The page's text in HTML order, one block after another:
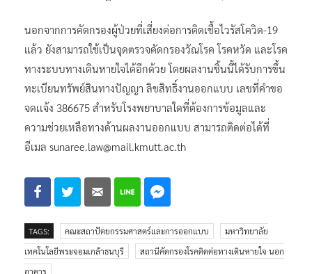
นอกจากการคัดกรองผู้ป่วยที่เสี่ยงต่อการติดเชื้อไวรัสโควิด-19
แล้ว ยังสามารถใช้เป็นจุดตรวจคัดกรองวัณโรค โรคหวัด และโรค
ทางระบบทางเดินหายใจได้อีกด้วย โดยผลงานชิ้นนี้ได้รับการขึ้น
ทะเบียนทรัพย์สินทางปัญญา ลิขสิทธิ์งานออกแบบ เลขที่คำขอ
จดเเจ้ง 386675 สำหรับโรงพยาบาลใดที่ต้องการข้อมูลและ
ความช่วยเหลือทางด้านผลงานออกแบบ สามารถติดต่อได้ที่
อีเมล sunaree.law@mail.kmutt.ac.th
TAGS: คณะสถาปัตยกรรมศาสตร์และการออกแบบ
มหาวิทยาลัย
เทคโนโลยีพระจอมเกล้าธนบุรี
สถานีคัดกรองโรคติดต่อทางเดินหายใจ นอก
อาคาร